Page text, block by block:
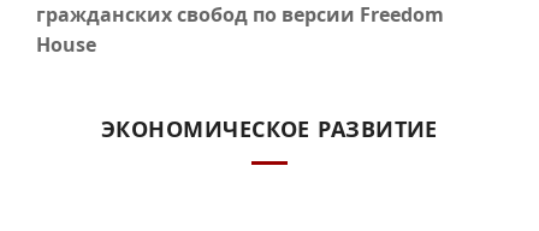
гражданских свобод по версии Freedom
House
ЭКОНОМИЧЕСКОЕ РАЗВИТИЕ